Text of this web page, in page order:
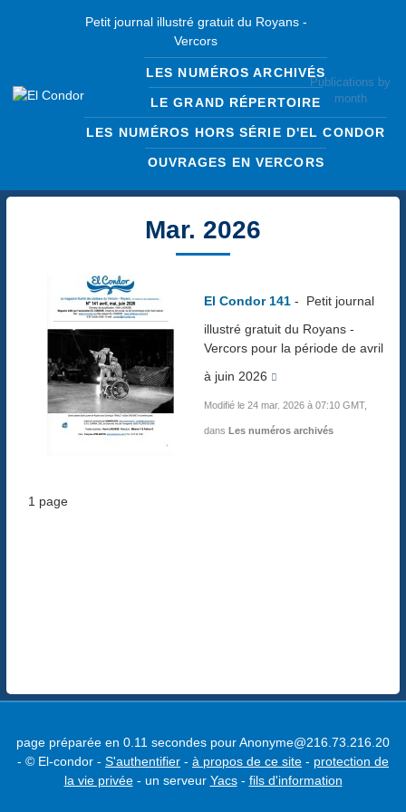
Petit journal illustré gratuit du Royans -
Vercors
LES NUMÉROS ARCHIVÉS
LE GRAND RÉPERTOIRE
LES NUMÉROS HORS SÉRIE D'EL CONDOR
OUVRAGES EN VERCORS
Publications by
month
Mar. 2026
El Condor 141 - Petit journal
illustré gratuit du Royans -
Vercors pour la période de avril
à juin 2026
Modifié le 24 mar. 2026 à 07:10 GMT,
dans Les numéros archivés
1 page
page préparée en 0.11 secondes pour Anonyme@216.73.216.20
- © El-condor - S'authentifier - à propos de ce site - protection de
la vie privée- un serveur Yacs- fils d'information